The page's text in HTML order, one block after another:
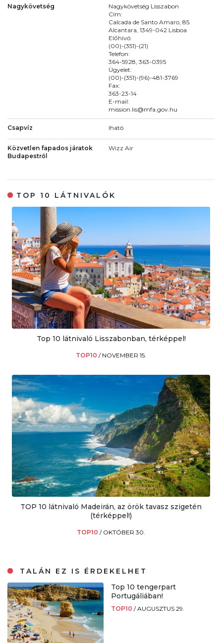
Nagykövetség
Nagykövetség Lisszabon
Cím:
Calcada de Santo Amaro, 85.
Alcantara, 1349-042 Lisboa
Előhívó:
(00)-(351)-(21)
Telefon:
364-5928, 363-0395
Ügyelet:
(00)-(351)-(96)-481-3769
Fax:
363-23-14
E-mail:
mission.lis@mfa.gov.hu
Csapvíz Iható
Közvetlen fapados járatok
Budapestről
Wizz Air
TOP 10 LÁTNIVALÓK
Top 10 látnivaló Lisszabonban, térképpel!
TOP10 / NOVEMBER 15.
TOP 10 látnivaló Madeirán, az örök tavasz szigetén
(térképpel!)
TOP10 / OKTÓBER 30.
TALÁN EZ IS ÉRDEKELHET
Top 10 tengerpart
Portugáliában!
TOP10 /AUGUSZTUS 29.